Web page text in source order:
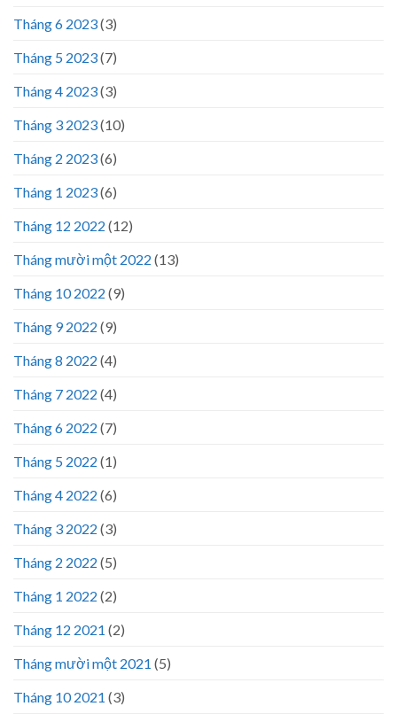
Tháng 6 2023(3)
Tháng 5 2023(7)
Tháng 4 2023(3)
Tháng 3 2023(10)
Tháng 2 2023(6)
Tháng 1 2023(6)
Tháng 12 2022 (12)
Tháng mười một 2022 (13)
Tháng 10 2022 (9)
Tháng 9 2022 (9)
Tháng 8 2022 (4)
Tháng 7 2022 (4)
Tháng 6 2022 (7)
Tháng 5 2022 (1)
Tháng 4 2022 (6)
Tháng 3 2022 (3)
Tháng 2 2022 (5)
Tháng 1 2022 (2)
Tháng 12 2021 (2)
Tháng mười một 2021 (5)
Tháng 10 2021 (3)